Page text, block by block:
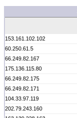
153.161.102.102
60.250.61.5
66.249.82.167
175.136.115.80
66.249.82.175
66.249.82.171
104.33.97.119
202.79.243.160